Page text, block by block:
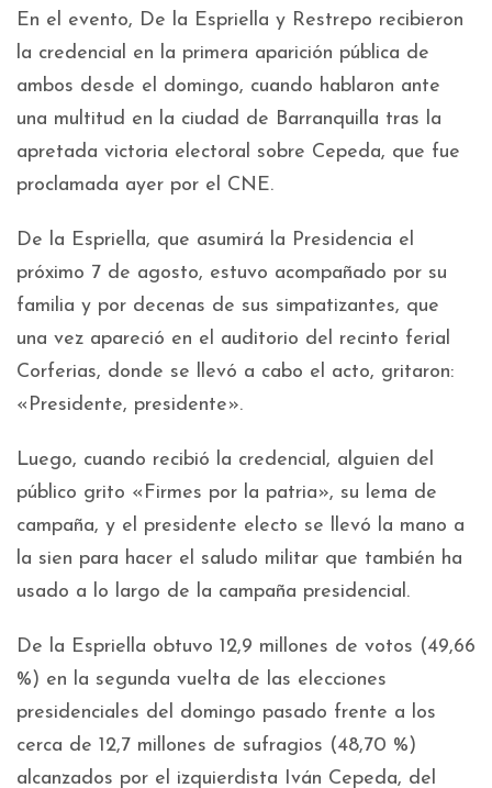
En el evento, De la Espriella y Restrepo recibieron
la credencial en la primera aparición pública de
ambos desde el domingo, cuando hablaron ante
una multitud en la ciudad de Barranquilla tras la
apretada victoria electoral sobre Cepeda, que fue
proclamada ayer por el CNE.
De la Espriella, que asumirá la Presidencia el
próximo 7 de agosto, estuvo acompañado por su
familia y por decenas de sus simpatizantes, que
una vez apareció en el auditorio del recinto ferial
Corferias, donde se llevó a cabo el acto, gritaron:
«Presidente, presidente».
Luego, cuando recibió la credencial, alguien del
público grito «Firmes por la patria», su lema de
campaña, y el presidente electo se llevó la mano a
la sien para hacer el saludo militar que también ha
usado a lo largo de la campaña presidencial.
De la Espriella obtuvo 12,9 millones de votos (49,66
%) en la segunda vuelta de las elecciones
presidenciales del domingo pasado frente a los
cerca de 12,7 millones de sufragios (48,70 %)
alcanzados por el izquierdista Iván Cepeda, del